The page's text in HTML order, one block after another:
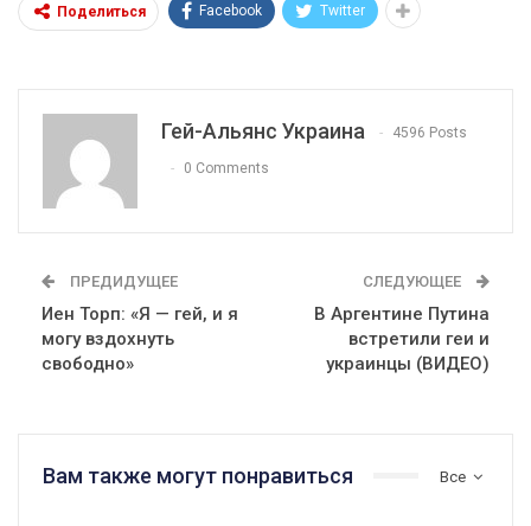
Поделиться Facebook Twitter
Гей-Альянс Украина 4596 Posts
0 Comments
ПРЕДИДУЩЕЕ
Иен Торп: «Я — гей, и я
могу вздохнуть
свободно»
СЛЕДУЮЩЕЕ
В Аргентине Путина
встретили геи и
украинцы (ВИДЕО)
Все
Вам также могут понравиться